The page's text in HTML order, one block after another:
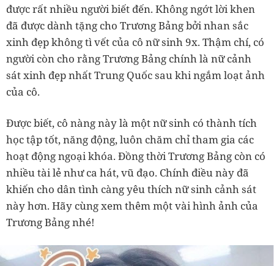
được rất nhiều người biết đến. Không ngớt lời khen
đã được dành tặng cho Trương Bảng bởi nhan sắc
xinh đẹp không tì vết của cô nữ sinh 9x. Thậm chí, có
người còn cho rằng Trương Bảng chính là nữ cảnh
sát xinh đẹp nhất Trung Quốc sau khi ngắm loạt ảnh
của cô.
Được biết, cô nàng này là một nữ sinh có thành tích
học tập tốt, năng động, luôn chăm chỉ tham gia các
hoạt động ngoại khóa. Đồng thời Trương Bảng còn có
nhiều tài lẻ như ca hát, vũ đạo. Chính điều này đã
khiến cho dân tình càng yêu thích nữ sinh cảnh sát
này hơn. Hãy cùng xem thêm một vài hình ảnh của
Trương Bảng nhé!